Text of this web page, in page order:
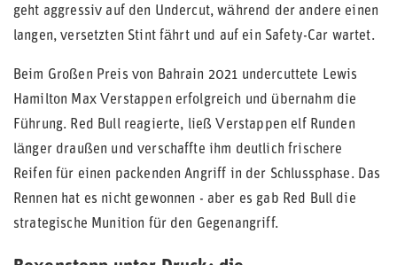
geht aggressiv auf den Undercut, während der andere einen
langen, versetzten Stint fährt und auf ein Safety-Car wartet.
Beim Großen Preis von Bahrain 2021 undercuttete Lewis
Hamilton Max Verstappen erfolgreich und übernahm die
Führung. Red Bull reagierte, ließ Verstappen elf Runden
länger draußen und verschaffte ihm deutlich frischere
Reifen für einen packenden Angriff in der Schlussphase. Das
Rennen hat es nicht gewonnen - aber es gab Red Bull die
strategische Munition für den Gegenangriff.